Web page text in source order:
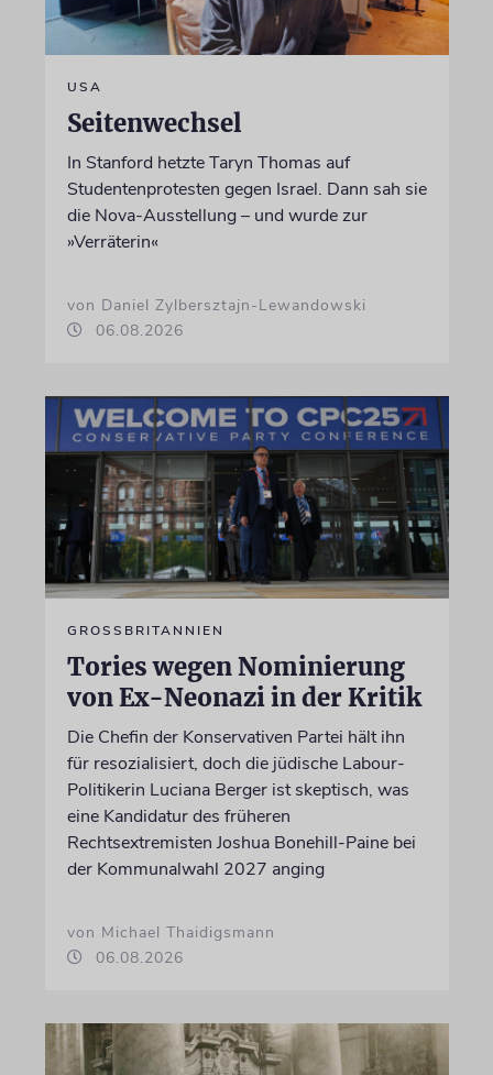
USA
Seitenwechsel
In Stanford hetzte Taryn Thomas auf
Studentenprotesten gegen Israel. Dann sah sie
die Nova-Ausstellung – und wurde zur
»Verräterin«
von Daniel Zylbersztajn-Lewandowski
06.08.2026
GROSSBRITANNIEN
Tories wegen Nominierung
von Ex-Neonazi in der Kritik
Die Chefin der Konservativen Partei hält ihn
für resozialisiert, doch die jüdische Labour-
Politikerin Luciana Berger ist skeptisch, was
eine Kandidatur des früheren
Rechtsextremisten Joshua Bonehill-Paine bei
der Kommunalwahl 2027 anging
von Michael Thaidigsmann
06.08.2026